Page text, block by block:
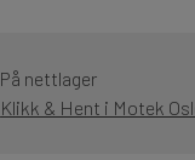
På nettlager
Klikk & Hent i Motek